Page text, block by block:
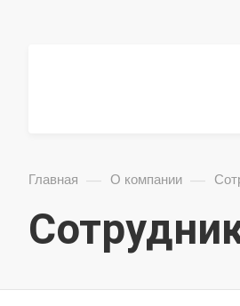
Главная — О компании —